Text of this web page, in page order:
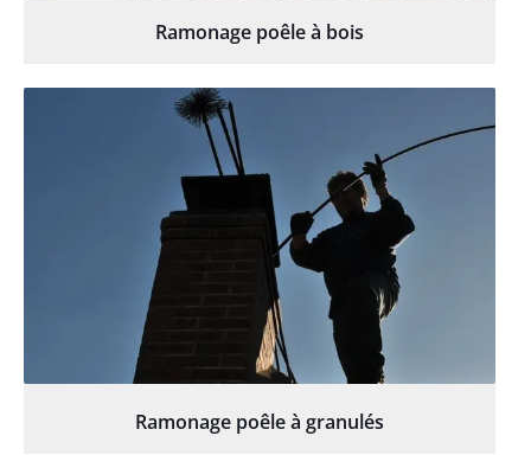
Ramonage poêle à bois
Ramonage poêle à granulés